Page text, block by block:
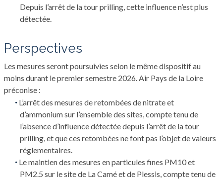
Depuis l’arrêt de la tour prilling, cette influence n’est plus
détectée.
Perspectives
Les mesures seront poursuivies selon le même dispositif au
moins durant le premier semestre 2026. Air Pays de la Loire
préconise :
L’arrêt des mesures de retombées de nitrate et
d’ammonium sur l’ensemble des sites, compte tenu de
l’absence d’influence détectée depuis l’arrêt de la tour
prilling, et que ces retombées ne font pas l’objet de valeurs
réglementaires.
Le maintien des mesures en particules fines PM10 et
PM2.5 sur le site de La Camé et de Plessis, compte tenu de